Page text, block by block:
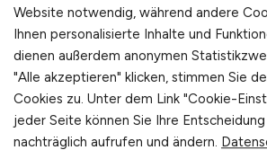
Website notwendig, während andere
Ihnen personalisierte Inhalte und
dienen außerdem anonymen
"Alle akzeptieren" klicken, stimmen Sie
Cookies zu. Unter dem Link "Cookie-
jeder Seite können Sie Ihre
nachträglich aufrufen und ändern.